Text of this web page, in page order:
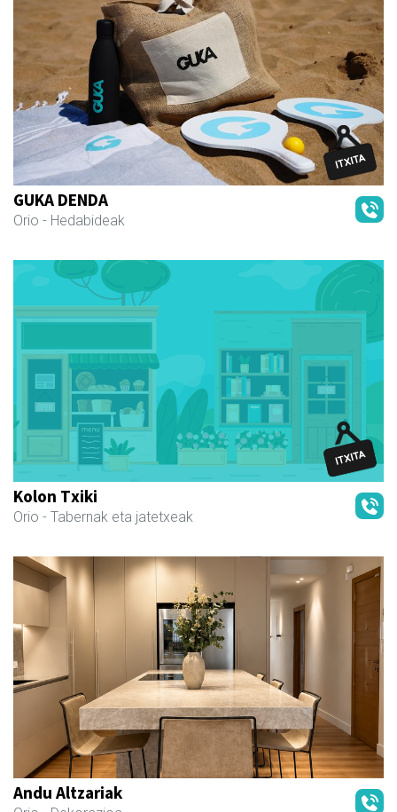
GUKA DENDA
Orio - Hedabideak
Kolon Txiki
Orio - Tabernak eta jatetxeak
Andu Altzariak